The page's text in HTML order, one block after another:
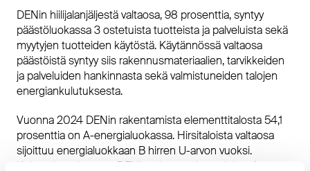
DENin hiilijalanjäljestä valtaosa, 98 prosenttia, syntyy
päästöluokassa 3 ostetuista tuotteista ja palveluista sekä
myytyjen tuotteiden käytöstä. Käytännössä valtaosa
päästöistä syntyy siis rakennusmateriaalien, tarvikkeiden
ja palveluiden hankinnasta sekä valmistuneiden talojen
energiankulutuksesta.
Vuonna 2024 DENin rakentamista elementtitalosta 54,1
prosenttia on A-energialuokassa. Hirsitaloista valtaosa
sijoittuu energialuokkaan B hirren U-arvon vuoksi.
Kokonaisuudessaan DENin rakentamista taloista A-